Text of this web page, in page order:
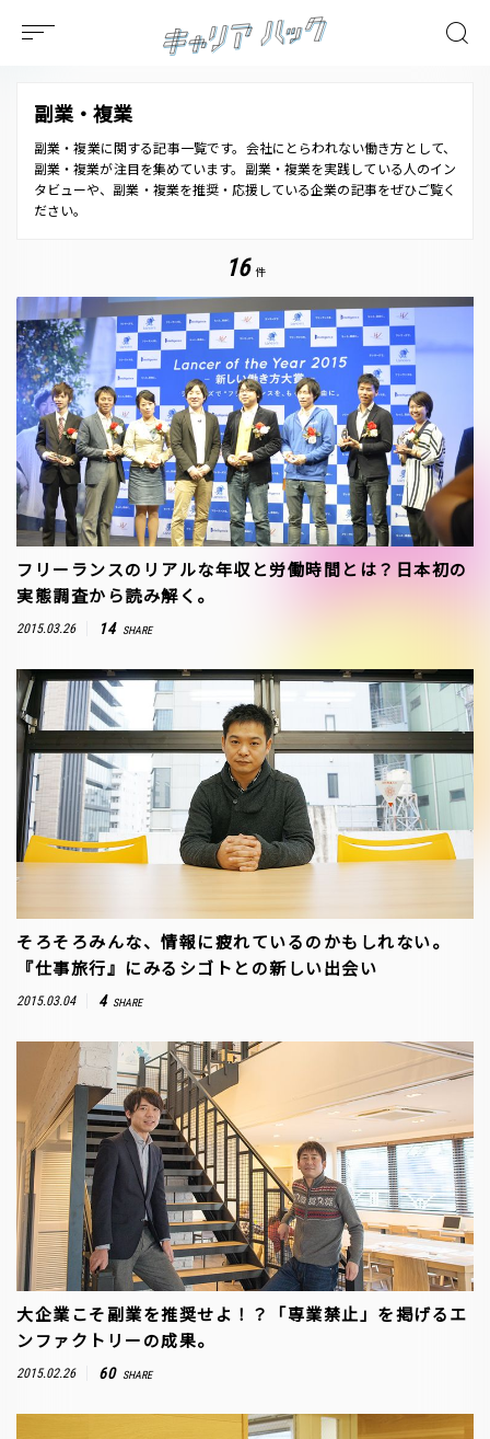
副業・複業
副業・複業に関する記事一覧です。会社にとらわれない働き方として、
副業・複業が注目を集めています。副業・複業を実践している人のイン
タビューや、副業・複業を推奨・応援している企業の記事をぜひご覧く
ださい。
16 件
フリーランスのリアルな年収と労働時間とは？日本初の
実態調査から読み解く。
2015.03.26 14 SHARE
そろそろみんな、情報に疲れているのかもしれない。
『仕事旅行』にみるシゴトとの新しい出会い
2015.03.04 4 SHARE
大企業こそ副業を推奨せよ！？「専業禁止」を掲げるエ
ンファクトリーの成果。
2015.02.26 60 SHARE